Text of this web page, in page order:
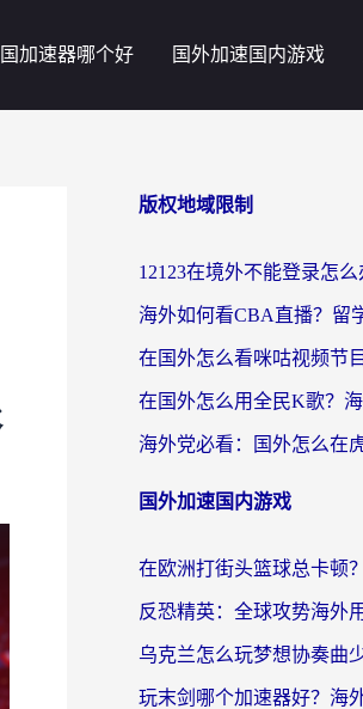
加速器哪个好 国外加速国内游戏
版权地域限制
国外加速国内游戏